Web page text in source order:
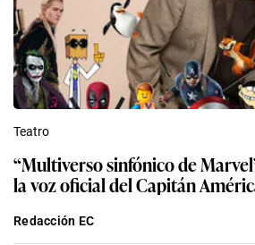
Teatro
“Multiverso sinfónico de
la voz oficial del Capitán
Redacción EC